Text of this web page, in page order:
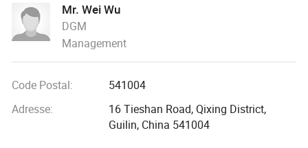
les outils et instruments, a plus de 45 années d expérience
dans la fabrication des outils de mesure de précision. Il a
utilisé pour servir comme technicien dans l'ancien outil de
découpe de mesure de Harbin & fonctionne, ingénieur
de Guilin mesure et de travaux et de directeur et ingénieur
en chef en instrument de mesure Guanglu Co., Ltd.
Mr. Wei Wu
DGM
Management
Code Postal:
541004
Adresse:
16 Tieshan Road, Qixing District,
Guilin, China 541004